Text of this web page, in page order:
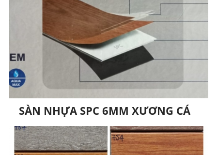
SÀN NHỰA SPC 6MM XƯƠNG CÁ